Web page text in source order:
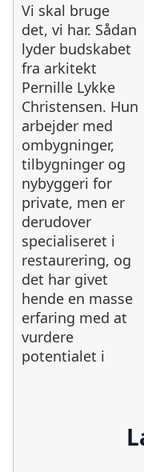
Vi skal bruge
det, vi har. Sådan
lyder budskabet
fra arkitekt
Pernille Lykke
Christensen. Hun
arbejder med
ombygninger,
tilbygninger og
nybyggeri for
private, men er
derudover
specialiseret i
restaurering, og
det har givet
hende en masse
erfaring med at
vurdere
potentialet i
eksisterende
bygninger – både
arkitektonisk og
i form af
materialer. Lyt
med i denne
episode af
Drømmevillaen,
hvor Pernille
fortæller om at
bevare, renovere
og bygge og om
alt det ekstra, du
får forærende
ved at tage
afsæt i de
eksisterende